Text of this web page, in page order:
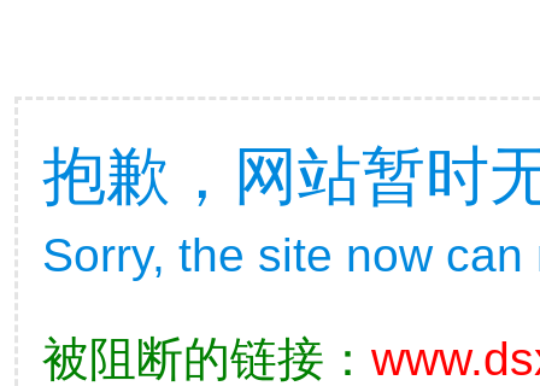
抱歉，网站暂时
Sorry, the site now
被阻断的链接：